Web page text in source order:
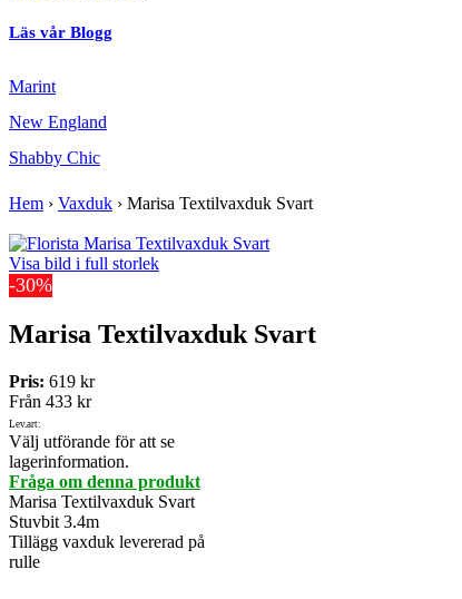
Läs vår Blogg
Marint
New England
Shabby Chic
Hem › Vaxduk › Marisa Textilvaxduk Svart
Visa bild i full storlek
-30%
Marisa Textilvaxduk Svart
Pris: 619 kr
Från 433 kr
Lev.art:
Välj utförande för att se
lagerinformation.
Fråga om denna produkt
Marisa Textilvaxduk Svart
Stuvbit 3.4m
Tillägg vaxduk levererad på
rulle